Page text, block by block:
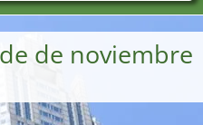
de noviembre
Ciudades